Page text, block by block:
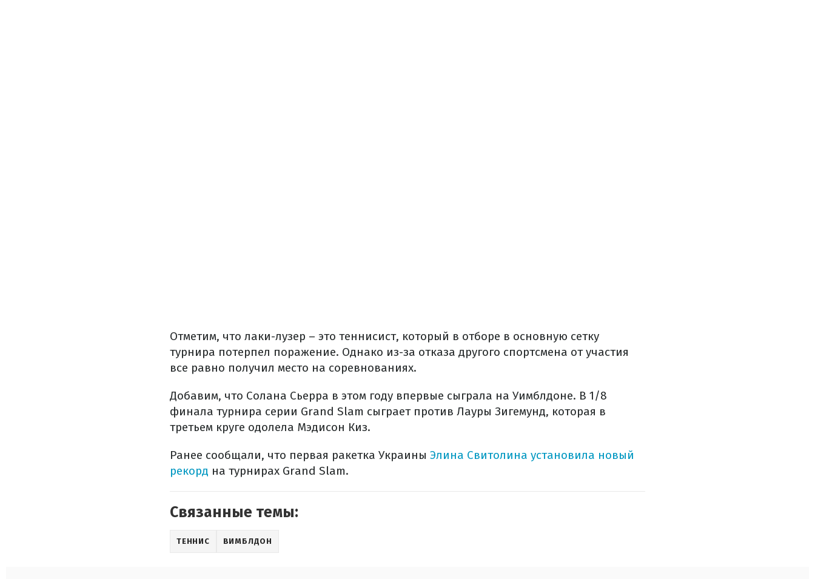
Отметим, что лаки-лузер – это теннисист, который в отборе в основную сетку
турнира потерпел поражение. Однако из-за отказа другого спортсмена от участия
все равно получил место на соревнованиях.
Добавим, что Солана Сьерра в этом году впервые сыграла на Уимблдоне. В 1/8
финала турнира серии Grand Slam сыграет против Лауры Зигемунд, которая в
третьем круге одолела Мэдисон Киз.
Ранее сообщали, что первая ракетка Украины Элина Свитолина установила новый
рекорд на турнирах Grand Slam.
Связанные темы:
ТЕННИС ВИМБЛДОН